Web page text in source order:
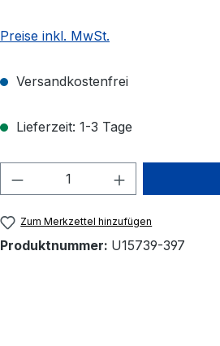
Preise inkl. MwSt.
Versandkostenfrei
Lieferzeit: 1-3 Tage
Produkt Anzahl: Gib
Zum Merkzettel hinzufügen
Produktnummer: U15739-397